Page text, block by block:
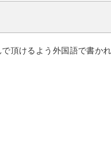
頂けるよう外国語で書か